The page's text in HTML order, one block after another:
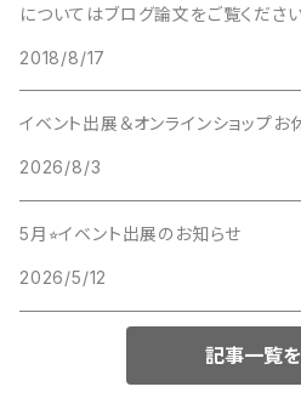
についてはブログ論文をご覧ください
2018/8/17
イベント出展＆オンラインショップお
2026/8/3
5月⭐︎イベント出展のお知らせ
2026/5/12
記事一覧